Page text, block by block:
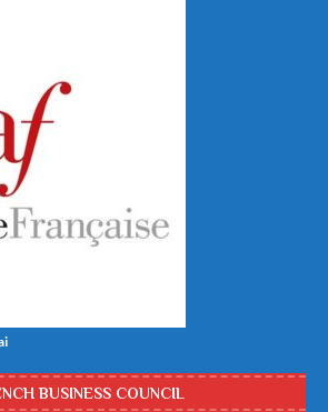
BUSINESS COUNCIL